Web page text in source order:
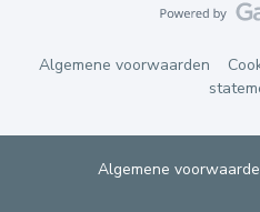
Algemene voorwaarden
Algemene